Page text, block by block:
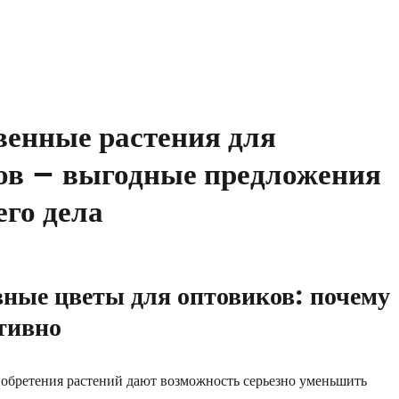
растения для
– выгодные предложения
дела
цветы для оптовиков: почему
растений дают возможность серьезно уменьшить